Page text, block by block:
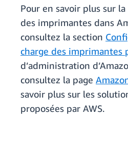
Pour en savoir plus sur
des imprimantes dans
consultez la section
charge des imprimantes
d’administration
consultez la page
savoir plus sur les
proposées par AWS.